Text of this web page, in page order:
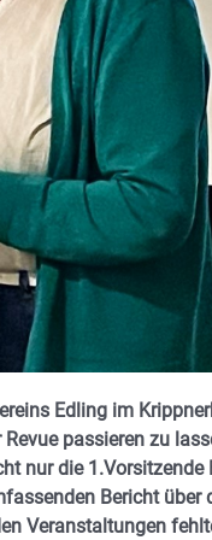
Edling im
passieren zu
nur die 1.Vorsitzende
Bericht über
Veranstaltungen